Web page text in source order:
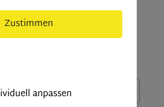
Magazin zu
(2452)
Zustimmen
anpassen